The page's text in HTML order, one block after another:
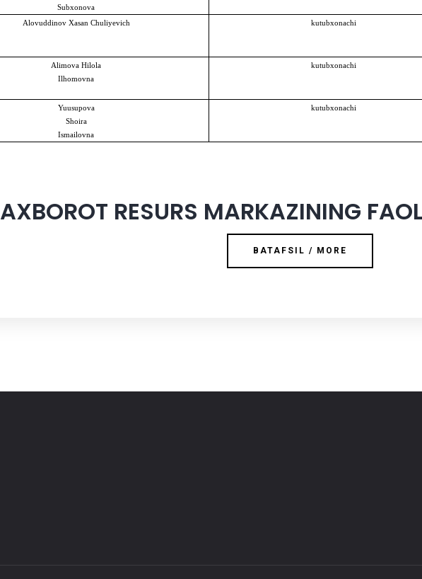
Subxonova
Alovuddinov Xasan Chuliyevich kutubxonachi
Alimova Hilola
Ilhomovna
kutubxonachi
Yuusupova
Shoira
Ismailovna
kutubxonachi
AXBOROT RESURS MARKAZINING
BATAFSIL / MORE